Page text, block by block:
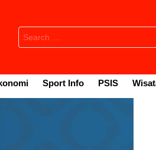
Search
for:
Sport Info PSIS